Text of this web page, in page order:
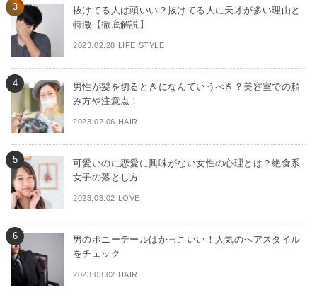
抜けてる人は頭いい？抜けてる人に天才が多い理由と
特徴【徹底解説】
2023.02.28 LIFE STYLE
男性が髪を切るときになんていうべき？美容室での頼
み方や注意点！
2023.02.06 HAIR
可愛いのに恋愛に興味がない女性の心理とは？絶食系
女子の落とし方
2023.03.02 LOVE
男のポニーテールはかっこいい！人気のヘアスタイル
をチェック
2023.03.02 HAIR